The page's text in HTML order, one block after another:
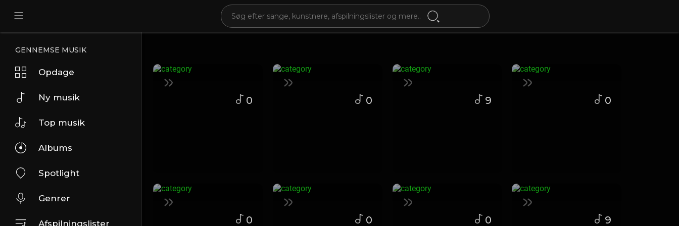
GENNEMSE MUSIK
Opdage
Ny musik
Top musik
Albums
Spotlight
Genrer
Afspilningslister
0 0 9 0
0 0 0 9